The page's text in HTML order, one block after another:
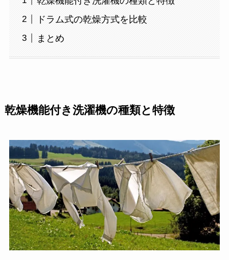
ドラム式の乾燥方式を比較
まとめ
乾燥機能付き洗濯機の種類と特徴